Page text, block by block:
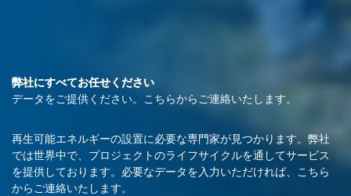
弊社にすべてお任せください
データをご提供ください。こちらからご連絡いたします。
再生可能エネルギーの設置に必要な専門家が見つかります。弊社
では世界中で、プロジェクトのライフサイクルを通してサービス
を提供しております。必要なデータを入力いただければ、こちら
からご連絡いたします。